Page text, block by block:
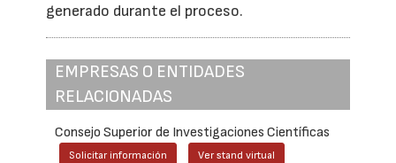
generado durante el proceso.
EMPRESAS O ENTIDADES
RELACIONADAS
Consejo Superior de Investigaciones Científicas
Solicitar información Ver stand virtual